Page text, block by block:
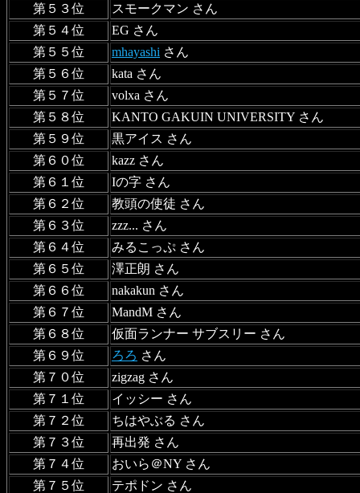
第５３位
スモークマン さん
第５４位
EG さん
第５５位
mhayashi さん
第５６位
kata さん
第５７位
volxa さん
第５８位
KANTO GAKUIN UNIVERSITY さん
第５９位
黒アイス さん
第６０位
kazz さん
第６１位
Iの字 さん
第６２位
教頭の使徒 さん
第６３位
zzz... さん
第６４位
みるこっぷ さん
第６５位
澤正朗 さん
第６６位
nakakun さん
第６７位
MandM さん
第６８位
仮面ランナー サブスリー さん
第６９位
ろろ さん
第７０位
zigzag さん
第７１位
イッシー さん
第７２位
ちはやぶる さん
第７３位
再出発 さん
第７４位
おいら＠NY さん
第７５位
テポドン さん